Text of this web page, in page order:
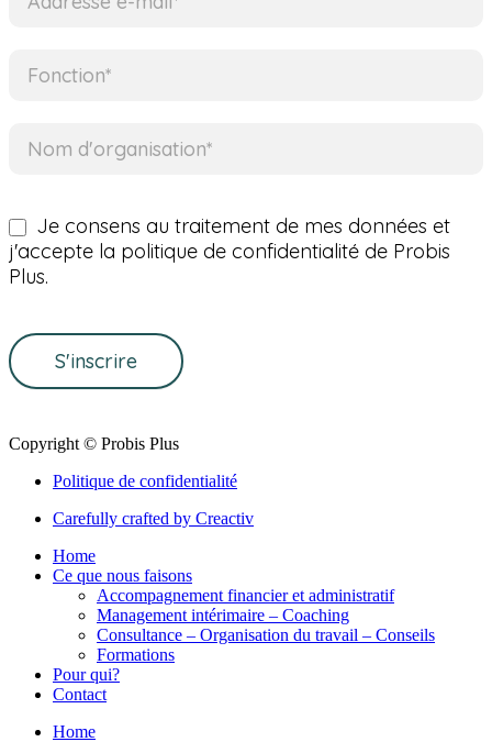
Je consens au traitement de mes données et
j'accepte la politique de confidentialité de Probis
Plus.
S'inscrire
Copyright © Probis Plus
Politique de confidentialité
Carefully crafted by Creactiv
Home
Ce que nous faisons
Accompagnement financier et administratif
Management intérimaire – Coaching
Consultance – Organisation du travail – Conseils
Formations
Pour qui?
Contact
Home